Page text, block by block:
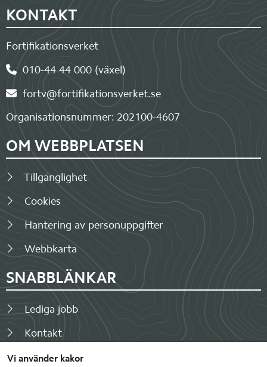
Vi använder kakor
Sidfot
KONTAKT
Fortifikationsverket
010-44 44 000 (växel)
fortv@fortifikationsverket.se
Organisationsnummer: 202100-4607
OM WEBBPLATSEN
Tillgänglighet
Cookies
Hantering av personuppgifter
Webbkarta
SNABBLÄNKAR
Lediga jobb
Kontakt
Fakturor